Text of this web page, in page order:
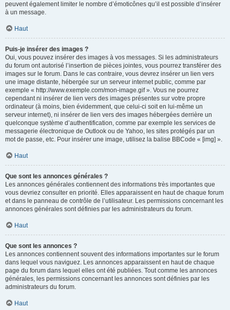
peuvent également limiter le nombre d’émoticônes qu’il est possible d’insérer
à un message.
Haut
Puis-je insérer des images ?
Oui, vous pouvez insérer des images à vos messages. Si les administrateurs
du forum ont autorisé l’insertion de pièces jointes, vous pourrez transférer des
images sur le forum. Dans le cas contraire, vous devrez insérer un lien vers
une image distante, hébergée sur un serveur internet public, comme par
exemple « http://www.exemple.com/mon-image.gif ». Vous ne pourrez
cependant ni insérer de lien vers des images présentes sur votre propre
ordinateur (à moins, bien évidemment, que celui-ci soit en lui-même un
serveur internet), ni insérer de lien vers des images hébergées derrière un
quelconque système d’authentification, comme par exemple les services de
messagerie électronique de Outlook ou de Yahoo, les sites protégés par un
mot de passe, etc. Pour insérer une image, utilisez la balise BBCode « [img] ».
Haut
Que sont les annonces générales ?
Les annonces générales contiennent des informations très importantes que
vous devriez consulter en priorité. Elles apparaissent en haut de chaque forum
et dans le panneau de contrôle de l’utilisateur. Les permissions concernant les
annonces générales sont définies par les administrateurs du forum.
Haut
Que sont les annonces ?
Les annonces contiennent souvent des informations importantes sur le forum
dans lequel vous naviguez. Les annonces apparaissent en haut de chaque
page du forum dans lequel elles ont été publiées. Tout comme les annonces
générales, les permissions concernant les annonces sont définies par les
administrateurs du forum.
Haut